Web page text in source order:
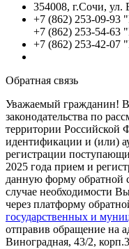
354008, г.Сочи, ул.
+7 (862) 253-09-93
+7 (862) 253-54-63
+7 (862) 253-42-07
Обратная связь
Уважаемый гражданин!
законодательства по
территории Российской
идентификации и (или)
регистрации
2025 года прием и
данную форму обратной
случае необходимости
через платформу
государственных и
отправив обращение на
Виноградная, 43/2,